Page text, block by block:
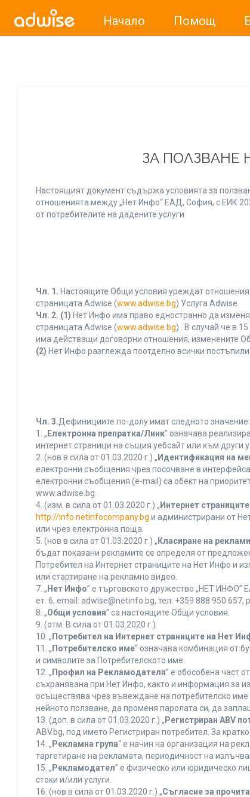
Начало Помощ
ЗА ПОЛЗВАНЕ
Настоящият документ съдържа условията за
отношенията между „Нет Инфо“ ЕАД, София, с ЕИК
от потребителите на дадените услуги.
Чл. 1. Настоящите Общи условия уреждат
страницата Adwise (www.adwise.bg) Услуга Adwise.
Чл. 2. (1) Нет Инфо има право едностранно да
страницата Adwise (www.adwise.bg) . В случай че в
има действащи договорни отношения, изменените
(2) Нет Инфо разглежда поотделно всички
Чл. 3.Дефинициите по-долу имат следното
1. „ Електронна препратка/Линк” означава
интернет страници на същия уебсайт или към други
2. (нов в сила от 01.03.2020 г.) „ Идентификация на
електронни съобщения чрез посочване в
електронни съобщения (e-mail) са обект на
www.adwise.bg.
4. (изм. в сила от 01.03.2020 г.) „ Интернет
http://info.netinfocompany.bg и администрирани от
или чрез електронна поща.
5. (нов в сила от 01.03.2020 г.) „ Класиране на
бъдат показани рекламите се определя от
Потребител на Интернет страниците на Нет Инфо и
или стартиране на рекламно видео.
7. „ Нет Инфо” е търговското дружество „НЕТ
ет. 6, еmail: adwise@netinfo.bg, тел: +359 888 950
8. „Общи условия” са настоящите Общи условия.
9. (отм. В сила от 01.03.2020 г.)
10. „ Потребител на Интернет страниците на Нет
11. „ Потребителско име“ означава комбинация от
и символите за Потребителското име.
12. „ Профил на Рекламодателя” е обособена част
съхранявана при Нет Инфо, както и информация за
осъществява чрез въвеждане на потребителско
нейното ползване, да променя паролата си, да
13. (доп. в сила от 01.03.2020 г.) „ Регистриран ABV
ABV.bg, под името Регистриран потребител. За
14. „ Рекламна група“ е начин на организация на
таргетиране на рекламата, периодичност на
15. „ Рекламодател” е физическо или юридическо
стоки и/или услуги.
16. (нов в сила от 01.03.2020 г.) „Съгласие за